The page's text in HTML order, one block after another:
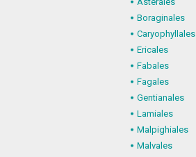
Boraginales
Caryophyllales
Ericales
Fabales
Fagales
Gentianales
Lamiales
Malpighiales
Malvales